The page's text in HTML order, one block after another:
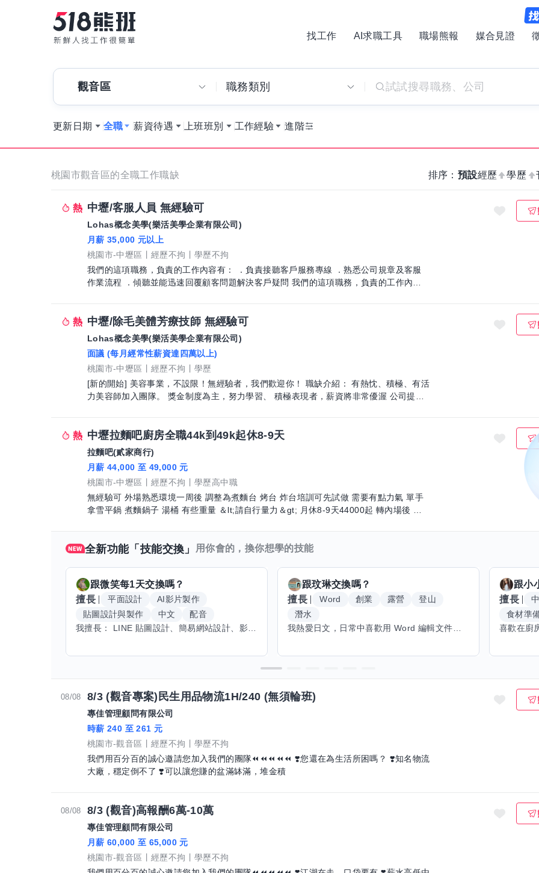
找工作 AI求職工具 職場熊報 媒合見證
觀音區 職務類別
更新日期 全職 薪資待遇 上班班別 工作經驗 進階
桃園市觀音區的全職工作職缺 排序： 預設經歷 學歷
中壢/客服人員 無經驗可
Lohas概念美學(樂活美學企業有限公司)
月薪 35,000 元以上
桃園市-中壢區
經歷不拘
學歷不拘
我們的這項職務，負責的工作內容有： ．負責接聽客戶服務專線 ．熟悉公司規章及客服
作業流程 ．傾聽並能迅速回覆顧客問題解決客戶疑問 我們的這項職務，負責的工作內容
中壢/除毛美體芳療技師 無經驗可
Lohas概念美學(樂活美學企業有限公司)
面議 (每月經常性薪資達四萬以上)
桃園市-中壢區
經歷不拘
學歷
[新的開始] 美容事業，不設限！無經驗者，我們歡迎你！ 職缺介紹： 有熱忱、積極、有活
力美容師加入團隊。 獎金制度為主，努力學習、 積極表現者，薪資將非常優渥 公司提供
中壢拉麵吧廚房全職44k到49k起休8-9天
拉麵吧(貳家商行)
月薪 44,000 至 49,000 元
桃園市-中壢區
經歷不拘
學歷高中職
無經驗可 外場熟悉環境一周後 調整為煮麵台 烤台 炸台培訓可先試做 需要有點力氣 單手
拿雪平鍋 煮麵鍋子 湯桶 有些重量 ＆lt;請自行量力＆gt; 月休8-9天44000起 轉內場後 另
全新功能「技能交換」 用你會的，換你想學的技能
跟微笑每1天交換嗎？
擅長
平面設計
AI影片製作
貼圖設計與製作
中文
配音
我擅長： LINE 貼圖設計、簡易網站設計、影片剪輯、配音、AI 影片創作、音樂創作（原創歌曲／純音樂／配樂） 希望交換技能： ① 游泳（想學：自由式、蝶式） 已會基礎蛙式、仰式，但姿勢尚未標準，希望有人協助修正動作、提升效率。 ② 鋼琴（目前約巴哈初階程度） ③ 英文（程度約 B1～B2） 交換方式： 捷運可到處，部分技能可線上交換。
跟玟琳交換嗎？
擅長
Word 創業 露營
登山
潛水
我熱愛日文，日常中喜歡用 Word 編輯文件，也對創業有不少想法。希望能找到願意和我交換技能的朋友，我願意分享日文和辦公軟體技巧，期待學習手繪和烏克麗麗，感受不同的藝術魅力。年長帶來沉澱與耐心，願與你互相成長，一同探索新領域的喜悅。
跟小
擅長
食材準
08/08 8/3 (觀音專案)民生用品物流1H/240 (無須輪班)
專佳管理顧問有限公司
時薪 240 至 261 元
桃園市-觀音區
經歷不拘
學歷不拘
我們用百分百的誠心邀請您加入我們的團隊⏪⏪⏪⏪⏪ ❣️您還在為生活所困嗎？ ❣️知名物流
大廠，穩定倒不了 ❣️可以讓您賺的盆滿缽滿，堆金積
08/08 8/3 (觀音)高報酬6萬-10萬
專佳管理顧問有限公司
月薪 60,000 至 65,000 元
桃園市-觀音區
經歷不拘
學歷不拘